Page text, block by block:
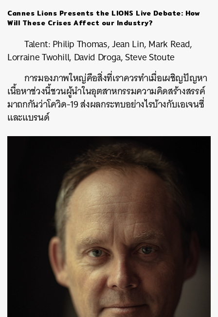
Cannes Lions Presents the LIONS Live Debate: How
Will These Crises Affect our Industry?
Talent:Philip Thomas, Jean Lin, Mark Read,
Lorraine Twohill, David Droga, Steve Stoute
การมองภาพใหญ่คือสิ่งที่เราควรทำเมื่อเผชิญปัญหา
เนื้อหาช่วงนี้ชวนผู้นำในอุตสาหกรรมความคิดสร้างสรรค์
มาถกกันว่าโควิด-19ส่งผลกระทบอย่างไรบ้างกับเอเจนซี่
และแบรนด์